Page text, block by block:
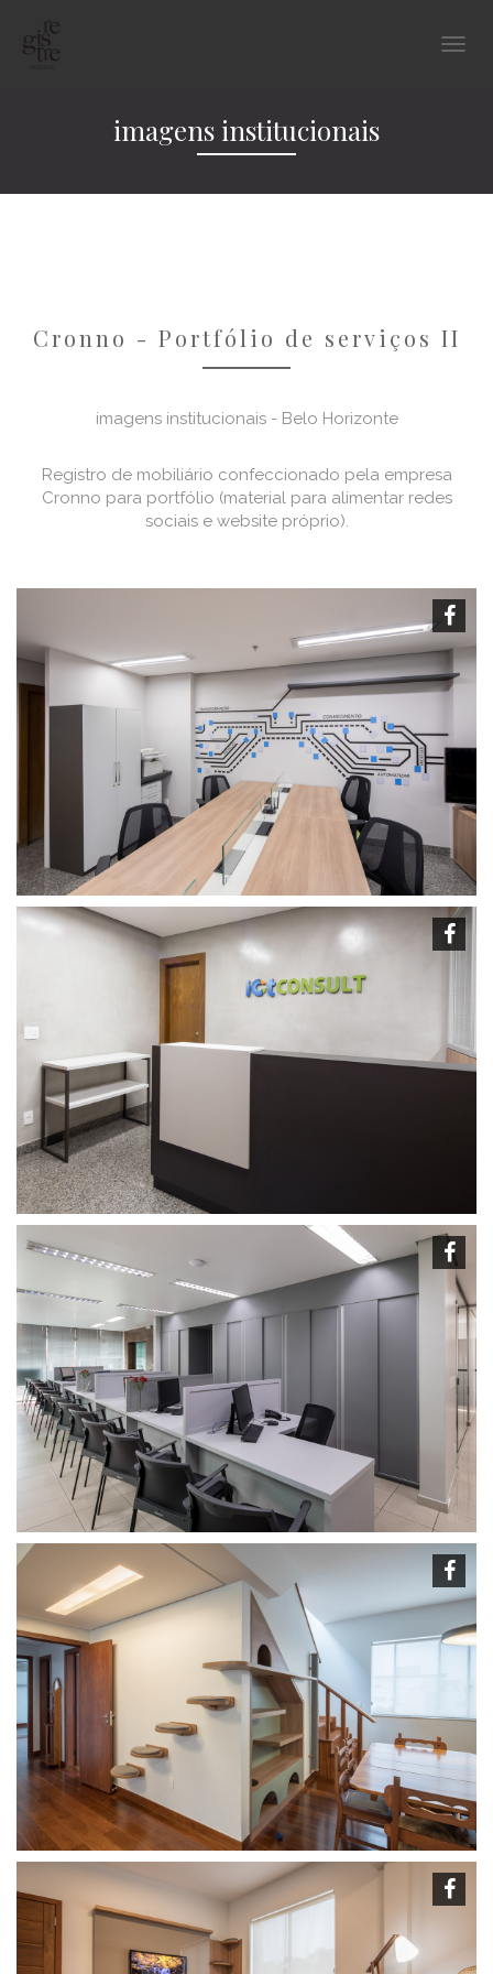
imagens institucionais
Cronno - Portfólio de serviços II
imagens institucionais - Belo Horizonte
Registro de mobiliário confeccionado pela empresa
Cronno para portfólio (material para alimentar redes
sociais e website próprio).